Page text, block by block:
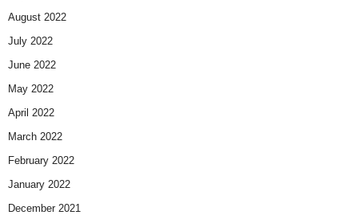
August 2022
July 2022
June 2022
May 2022
April 2022
March 2022
February 2022
January 2022
December 2021